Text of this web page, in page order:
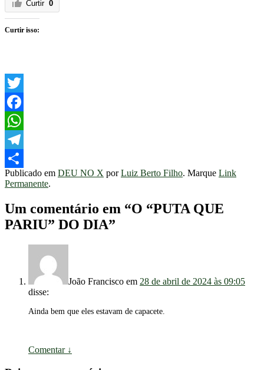
Curtir 0
Curtir isso:
Twitter
Facebook
WhatsApp
Telegram
Share
Publicado em DEU NO X porLuiz Berto Filho. Marque Link
Permanente.
Um comentário em “O “PUTA QUE
PARIU” DO DIA”
João Francisco em 28 de abril de 2024 às 09:05
disse:
Ainda bem que eles estavam de capacete.
Comentar ↓